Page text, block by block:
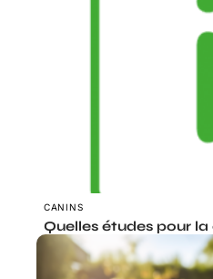
CANINS
Quelles études pour